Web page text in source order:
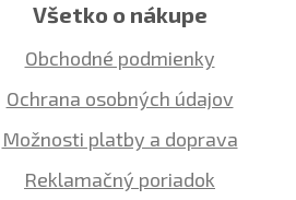
Všetko o nákupe
Obchodné podmienky
Ochrana osobných údajov
Možnosti platby a doprava
Reklamačný poriadok